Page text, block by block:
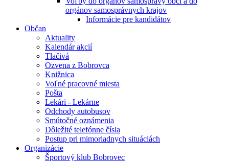
orgánov samosprávnych krajov
Informácie pre kandidátov
Občan
Aktuality
Kalendár akcií
Tlačivá
Ozvena z Bobrovca
Knižnica
Voľné pracovné miesta
Pošta
Lekári - Lekárne
Odchody autobusov
Smútočné oznámenia
Dôležité telefónne čísla
Postup pri mimoriadnych situáciách
Organizácie
Športový klub Bobrovec